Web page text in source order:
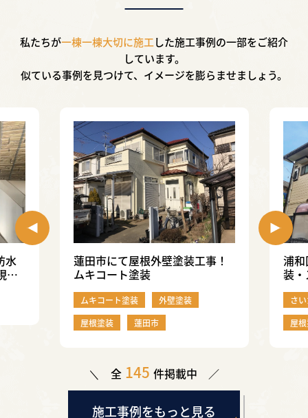
私たちが一棟一棟大切に施工した施工事例の一部をご紹介
しています。
似ている事例を見つけて、イメージを膨らませましょう。
水
蓮田市にて屋根外壁塗装工事！
ムキコート塗装
ムキコート塗装
外壁塗装
屋根塗装
蓮田市
浦
装
さ
屋
全 145 件掲載中
施工事例をもっと見る